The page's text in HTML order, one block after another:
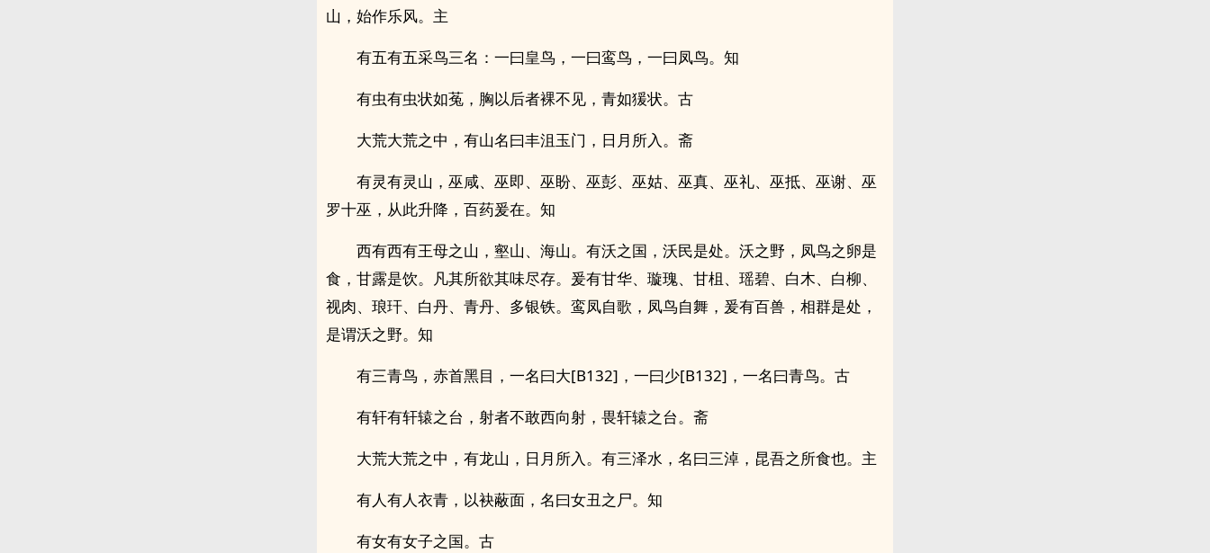
山，始作乐风。主
有五有五采鸟三名：一曰皇鸟，一曰鸾鸟，一曰凤鸟。知
有虫有虫状如菟，胸以后者裸不见，青如猨状。古
大荒大荒之中，有山名曰丰沮玉门，日月所入。斋
有灵有灵山，巫咸、巫即、巫盼、巫彭、巫姑、巫真、巫礼、巫抵、巫谢、巫
罗十巫，从此升降，百药爰在。知
西有西有王母之山，壑山、海山。有沃之国，沃民是处。沃之野，凤鸟之卵是
食，甘露是饮。凡其所欲其味尽存。爰有甘华、璇瑰、甘柤、瑶碧、白木、白柳、
视肉、琅玕、白丹、青丹、多银铁。鸾凤自歌，凤鸟自舞，爰有百兽，相群是处，
是谓沃之野。知
有三青鸟，赤首黑目，一名曰大[B132]，一曰少[B132]，一名曰青鸟。古
有轩有轩辕之台，射者不敢西向射，畏轩辕之台。斋
大荒大荒之中，有龙山，日月所入。有三泽水，名曰三淖，昆吾之所食也。主
有人有人衣青，以袂蔽面，名曰女丑之尸。知
有女有女子之国。古